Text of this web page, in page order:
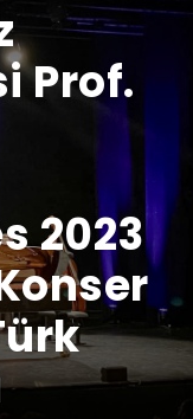
Prof.
2023